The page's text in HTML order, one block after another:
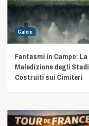
Calcio
Fantasmi in Campo: La
Maledizione degli Stadi
Costruiti sui Cimiteri